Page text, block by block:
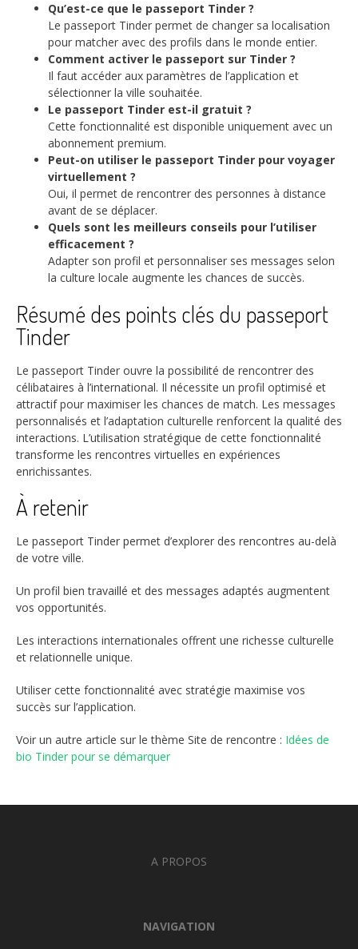
Qu’est-ce que le passeport Tinder ?
Le passeport Tinder permet de changer sa localisation
pour matcher avec des profils dans le monde entier.
Comment activer le passeport sur Tinder ?
Il faut accéder aux paramètres de l’application et
sélectionner la ville souhaitée.
Le passeport Tinder est-il gratuit ?
Cette fonctionnalité est disponible uniquement avec un
abonnement premium.
Peut-on utiliser le passeport Tinder pour voyager
virtuellement ?
Oui, il permet de rencontrer des personnes à distance
avant de se déplacer.
Quels sont les meilleurs conseils pour l’utiliser
efficacement ?
Adapter son profil et personnaliser ses messages selon
la culture locale augmente les chances de succès.
Résumé des points clés du passeport
Tinder
Le passeport Tinder ouvre la possibilité de rencontrer des
célibataires à l’international. Il nécessite un profil optimisé et
attractif pour maximiser les chances de match. Les messages
personnalisés et l’adaptation culturelle renforcent la qualité des
interactions. L’utilisation stratégique de cette fonctionnalité
transforme les rencontres virtuelles en expériences
enrichissantes.
À retenir
Le passeport Tinder permet d’explorer des rencontres au-delà
de votre ville.
Un profil bien travaillé et des messages adaptés augmentent
vos opportunités.
Les interactions internationales offrent une richesse culturelle
et relationnelle unique.
Utiliser cette fonctionnalité avec stratégie maximise vos
succès sur l’application.
Voir un autre article sur le thème Site de rencontre : Idées de
bio Tinder pour se démarquer
A PROPOS
NAVIGATION